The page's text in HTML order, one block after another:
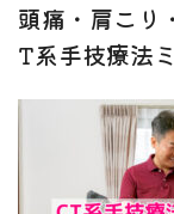
頭痛・肩こり
T系手技療法